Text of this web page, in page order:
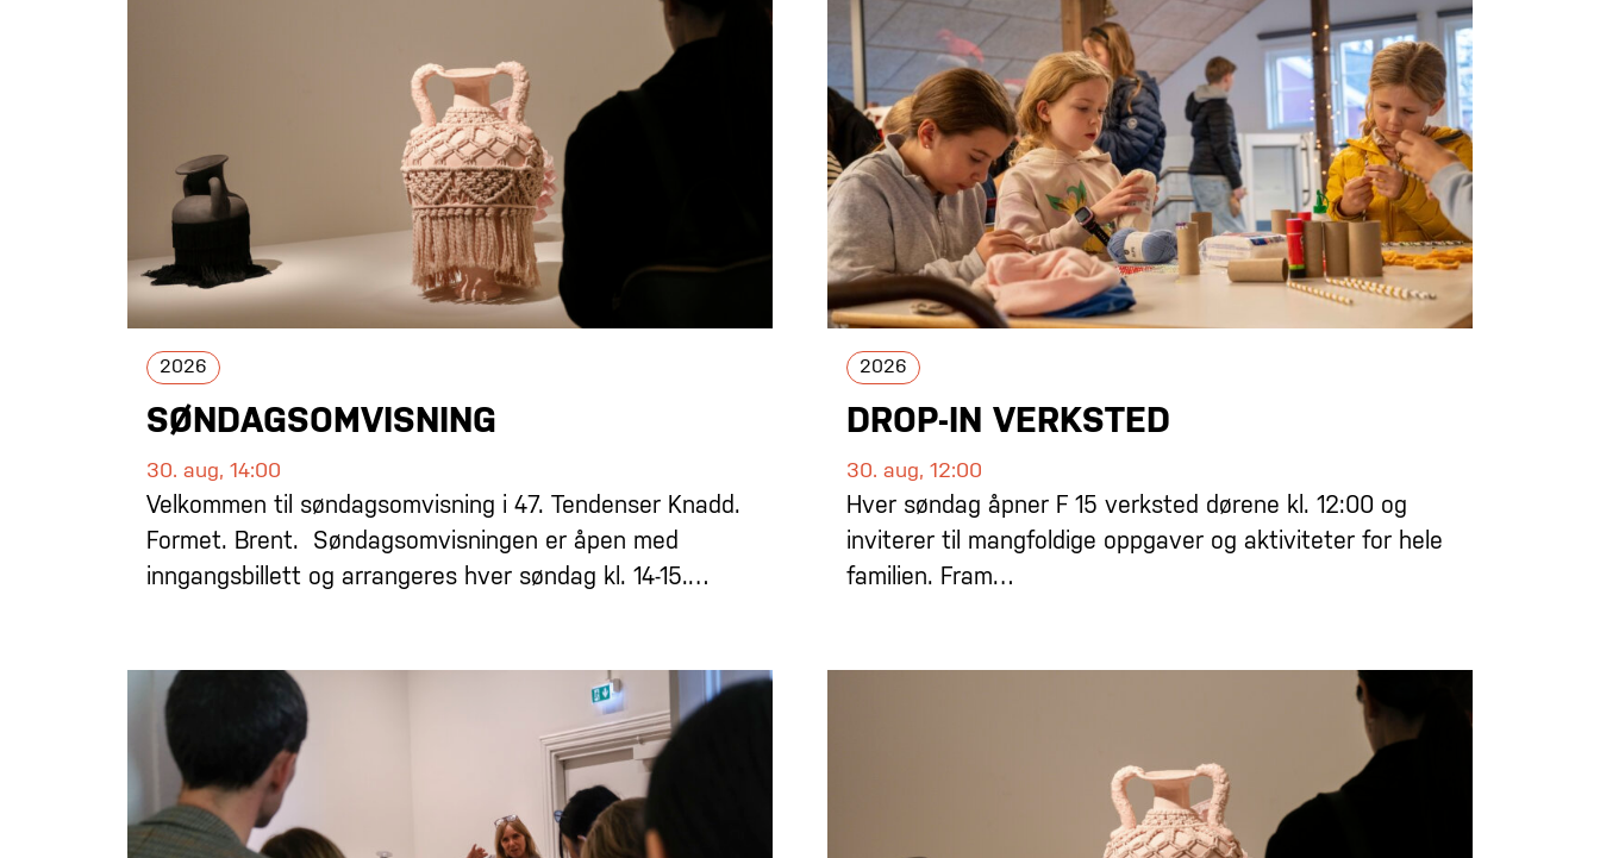
2026
SØNDAGSOMVISNING
30. aug, 14:00
Velkommen til søndagsomvisning i 47. Tendenser Knadd.
Formet. Brent. Søndagsomvisningen er åpen med
inngangsbillett og arrangeres hver søndag kl. 14-15.…
2026
DROP-IN VERKSTED
30. aug, 12:00
Hver søndag åpner F 15 verksted dørene kl. 12:00 og
inviterer til mangfoldige oppgaver og aktiviteter for hele
familien. Fram…